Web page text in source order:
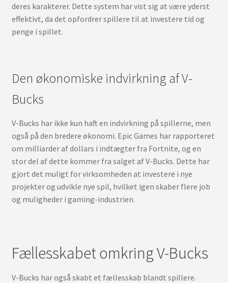
deres karakterer. Dette system har vist sig at være yderst
effektivt, da det opfordrer spillere til at investere tid og
penge i spillet.
Den økonomiske indvirkning af V-
Bucks
V-Bucks har ikke kun haft en indvirkning på spillerne, men
også på den bredere økonomi. Epic Games har rapporteret
om milliarder af dollars i indtægter fra Fortnite, og en
stor del af dette kommer fra salget af V-Bucks. Dette har
gjort det muligt for virksomheden at investere i nye
projekter og udvikle nye spil, hvilket igen skaber flere job
og muligheder i gaming-industrien.
Fællesskabet omkring V-Bucks
V-Bucks har også skabt et fællesskab blandt spillere.